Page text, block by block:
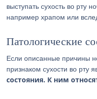
выступать сухость во рту
например храпом или
Патологические
Если описанные причины
признаком сухости во рту
состояния. К ним